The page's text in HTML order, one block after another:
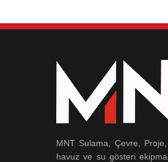
MNT Sulama, Çevre,
havuz ve su gösteri